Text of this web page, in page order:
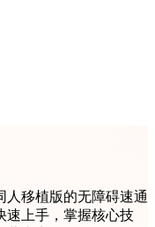
人移植版的无障碍速通
速上手，掌握核心技